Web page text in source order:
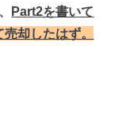
Part2を書いて
却したはず。